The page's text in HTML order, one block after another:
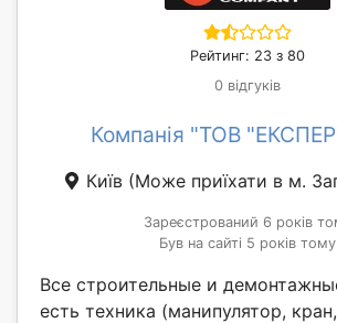
Рейтинг: 23 з 80
0 відгуків
Компанія "ТОВ
Київ (Може приїхати в м.
Зареєстрований 6 років
Був на сайті 5 років тому
Все строительные и
есть техника (манипулятор,